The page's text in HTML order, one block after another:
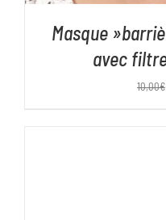
Masque
avec
10,00€